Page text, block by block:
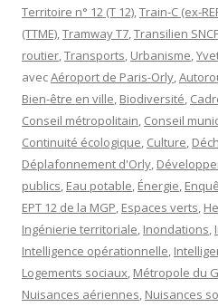
Territoire n° 12 (T 12),Train-C (ex-
(TTME),Tramway T7,Transilien SNCF
routier,Transports, Urbanisme,
avecAéroport de Paris-Orly,
Bien-être en ville, Biodiversité,
Conseil métropolitain, Conseil
Continuité écologique, Culture,
Déplafonnement d'Orly,
publics, Eau potable, Énergie,
EPT 12 de la MGP, Espaces verts,
Ingénierie territoriale, Inondations,
Intelligence opérationnelle,
Logements sociaux, Métropole du
Nuisances aériennes, Nuisances